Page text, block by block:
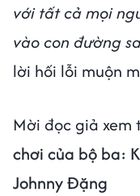
với tất cả mọi
vào con đường
lời hối lỗi muộn
Mời đọc giả xem
chơi của bộ ba:
Johnny Đặng